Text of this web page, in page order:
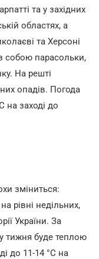
та у західних
областях, а
та Херсоні
собою парасольки,
На решті
опадів. Погода
на заході до
зміниться:
рівні недільних,
України. За
тижня буде теплою
до 11-14 °С на